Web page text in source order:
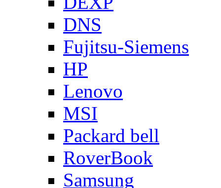
DNS
Fujitsu-Siemens
HP
Lenovo
MSI
Packard bell
RoverBook
Samsung